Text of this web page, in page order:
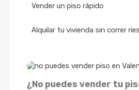
Vender un piso rápido
Alquilar tu vivienda sin correr
¿No puedes vender tu